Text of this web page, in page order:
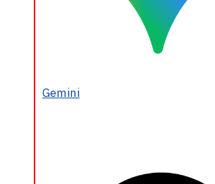
Gemini